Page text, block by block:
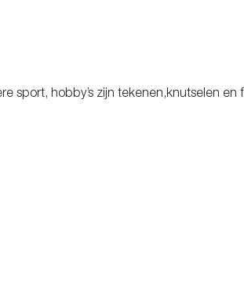
sport, hobby’s zijn tekenen,knutselen en